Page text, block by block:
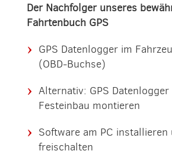
Der Nachfolger unseres
Fahrtenbuch GPS
GPS Datenlogger im
(OBD-Buchse)
Alternativ: GPS Datenlogger
Festeinbau montieren
Software am PC installieren
freischalten